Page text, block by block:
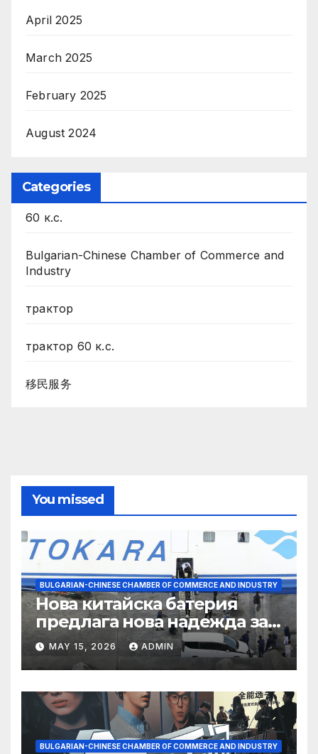
April 2025
March 2025
February 2025
August 2024
Categories
60 к.с.
Bulgarian-Chinese Chamber of Commerce and
Industry
трактор
трактор 60 к.с.
移民服务
You missed
BULGARIAN-CHINESE CHAMBER OF COMMERCE AND INDUSTRY
Нова китайска батерия
предлага нова надежда за
съхранение на водород
MAY 15, 2026 ADMIN
BULGARIAN-CHINESE CHAMBER OF COMMERCE AND INDUSTRY